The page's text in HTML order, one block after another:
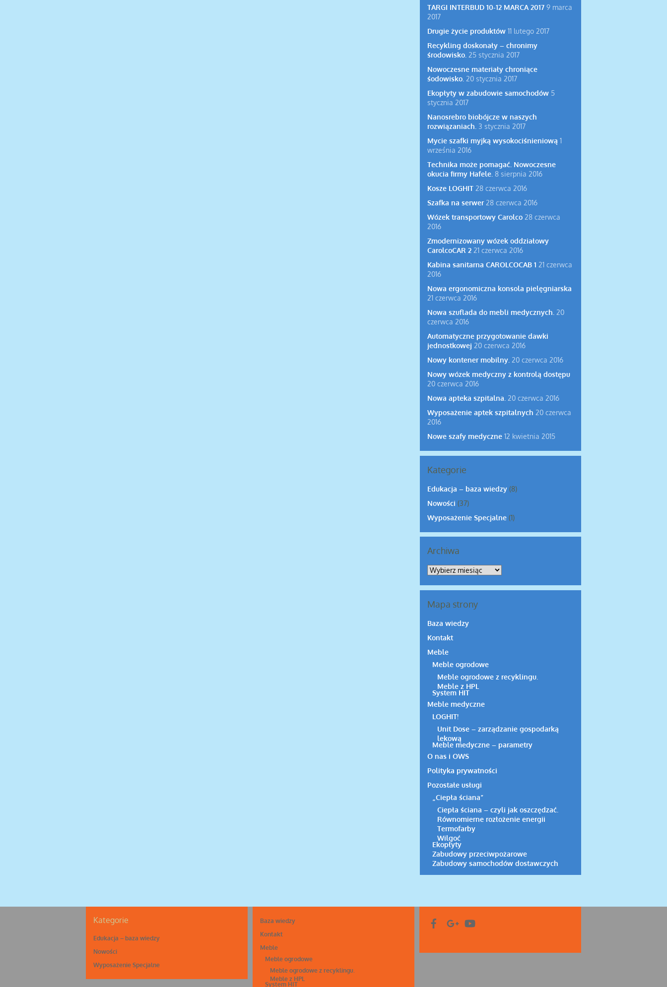
TARGI INTERBUD 10-12 MARCA 2017 9 marca
2017
Drugie życie produktów 11 lutego 2017
Recykling doskonały – chronimy
środowisko. 25 stycznia 2017
Nowoczesne materiały chroniące
śodowisko. 20 stycznia 2017
Ekopłyty w zabudowie samochodów 5
stycznia 2017
Nanosrebro biobójcze w naszych
rozwiązaniach. 3 stycznia 2017
Mycie szafki myjką wysokociśnieniową 1
września 2016
Technika może pomagać. Nowoczesne
okucia firmy Hafele. 8 sierpnia 2016
Kosze LOGHIT 28 czerwca 2016
Szafka na serwer 28 czerwca 2016
Wózek transportowy Carolco 28 czerwca
2016
Zmodernizowany wózek oddziałowy
CarolcoCAR 2 21 czerwca 2016
Kabina sanitarna CAROLCOCAB 1 21 czerwca
2016
Nowa ergonomiczna konsola pielęgniarska
21 czerwca 2016
Nowa szuflada do mebli medycznych. 20
czerwca 2016
Automatyczne przygotowanie dawki
jednostkowej 20 czerwca 2016
Nowy kontener mobilny. 20 czerwca 2016
Nowy wózek medyczny z kontrolą dostępu
20 czerwca 2016
Nowa apteka szpitalna. 20 czerwca 2016
Wyposażenie aptek szpitalnych 20 czerwca
2016
Nowe szafy medyczne 12 kwietnia 2015
Kategorie
Edukacja – baza wiedzy(8)
Nowości (37)
Wyposażenie Specjalne(1)
Archiwa
Archiwa
Mapa strony
Baza wiedzy
Kontakt
Meble
Meble ogrodowe
Meble ogrodowe z recyklingu.
Meble z HPL
System HIT
Meble medyczne
LOGHIT!
Unit Dose – zarządzanie gospodarką
lekową
Meble medyczne – parametry
O nas i OWS
Polityka prywatności
Pozostałe usługi
„Ciepła ściana”
Ciepła ściana – czyli jak oszczędzać.
Równomierne rozłożenie energii
Termofarby
Wilgoć
Ekopłyty
Zabudowy przeciwpożarowe
Zabudowy samochodów dostawczych
Kategorie
Edukacja – baza wiedzy
Nowości
Wyposażenie Specjalne
Baza wiedzy
Kontakt
Meble
Meble ogrodowe
Meble ogrodowe z recyklingu.
Meble z HPL
System HIT